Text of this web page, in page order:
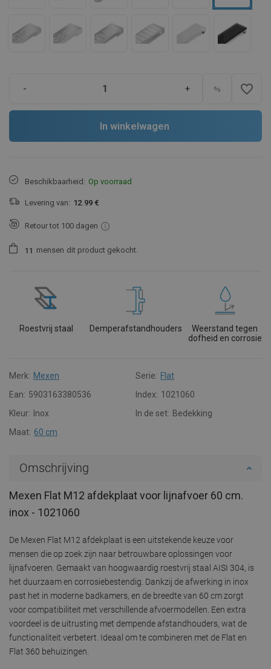
- + favorite_border
In winkelwagen
Beschikbaarheid: Op voorraad
Levering van: 12.99 €
Retour tot 100 dagen
1 1 mensen dit product gekocht.
Roestvrij staal Demperafstandhouders
Weerstand tegen
dofheid en corrosie
Merk: Mexen Serie: Flat
Ean: 5903163380536 Index: 1021060
Kleur:
Inox In de set: Bedekking
Maat: 60 cm
Omschrijving
Mexen Flat M12 afdekplaat voor lijnafvoer 60 cm.
inox - 1021060
De Mexen Flat M12 afdekplaat is een uitstekende keuze voor
mensen die op zoek zijn naar betrouwbare oplossingen voor
lijnafvoeren. Gemaakt van hoogwaardig roestvrij staal AISI 304, is
het duurzaam en corrosiebestendig. Dankzij de afwerking in inox
past het in moderne badkamers, en de breedte van 60 cm zorgt
voor compatibiliteit met verschillende afvoermodellen. Een extra
voordeel is de uitrusting met dempende afstandhouders, wat de
functionaliteit verbetert. Ideaal om te combineren met de Flat en
Flat 360 behuizingen.